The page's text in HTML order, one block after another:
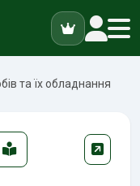
та їх обладнання